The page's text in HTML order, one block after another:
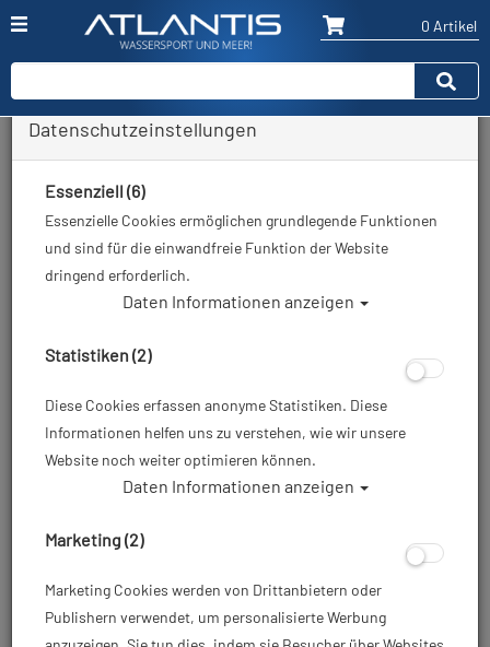
0 Artikel
Zurück
Datenschutzeinstellungen
Essenziell (6)
Essenzielle Cookies ermöglichen grundlegende Funktionen
und sind für die einwandfreie Funktion der Website
dringend erforderlich.
Daten Informationen anzeigen
Statistiken (2)
Diese Cookies erfassen anonyme Statistiken. Diese
Informationen helfen uns zu verstehen, wie wir unsere
Website noch weiter optimieren können.
Daten Informationen anzeigen
Marketing (2)
Marketing Cookies werden von Drittanbietern oder
Publishern verwendet, um personalisierte Werbung